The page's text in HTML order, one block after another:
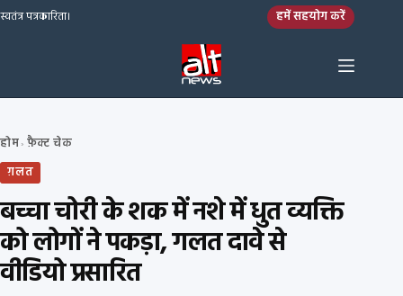
Skip to content
स्वतंत्र पत्रकारिता। हमें सहयोग करें
होम› फ़ैक्ट चेक
ग़लत
बच्चा चोरी के शक में नशे में धुत व्यक्ति
को लोगों ने पकड़ा, गलत दावे से
वीडियो प्रसारित